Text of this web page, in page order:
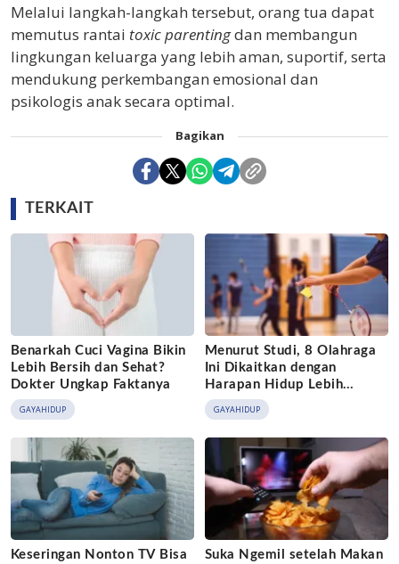
Melalui langkah-langkah tersebut, orang tua dapat
memutus rantai toxic parentingdan membangun
lingkungan keluarga yang lebih aman, suportif, serta
mendukung perkembangan emosional dan
psikologis anak secara optimal.
Bagikan
TERKAIT
Benarkah Cuci Vagina Bikin
Lebih Bersih dan Sehat?
Dokter Ungkap Faktanya
GAYAHIDUP
Menurut Studi, 8 Olahraga
Ini Dikaitkan dengan
Harapan Hidup Lebih
Panjang
GAYAHIDUP
Keseringan Nonton TV Bisa
Suka Ngemil setelah Makan